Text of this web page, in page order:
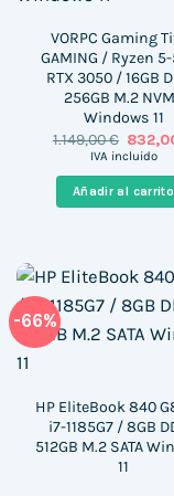
VORPC Gaming
GAMING / Ryzen
RTX 3050 / 16GB
256GB M.2
Windows 11
1.149,00€ El
precio
era:
IVA incluido
Añadir al carrito
-66%
HP EliteBook 840
i7-1185G7 / 8GB
512GB M.2 SATA
11